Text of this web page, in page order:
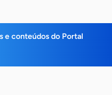
e conteúdos do Portal